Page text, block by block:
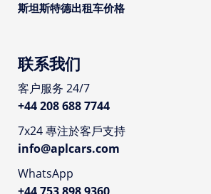
斯坦斯特德出租车价格
联系我们
客户服务 24/7
+44 208 688 7744
7x24 專注於客戶支持
info@aplcars.com
WhatsApp